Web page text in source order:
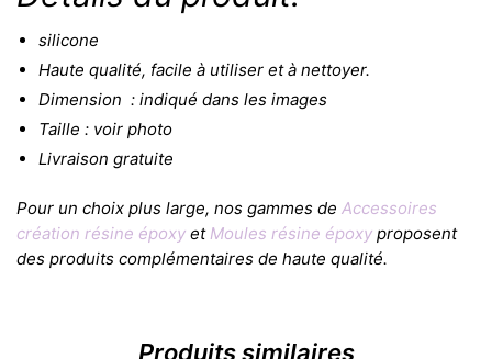
silicone
Haute qualité, facile à utiliser et à nettoyer.
Dimension : indiqué dans les images
Taille : voir photo
Livraison gratuite
Pour un choix plus large, nos gammes de Accessoires
création résine époxy et Moules résine époxy proposent
des produits complémentaires de haute qualité.
Produits similaires